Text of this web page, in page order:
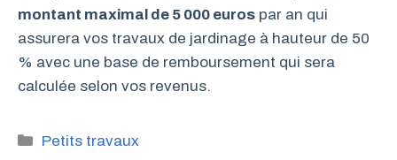
montant maximal de 5 000 euros par an qui
assurera vos travaux de jardinage à hauteur de 50
% avec une base de remboursement qui sera
calculée selon vos revenus.
Catégories
Petits travaux